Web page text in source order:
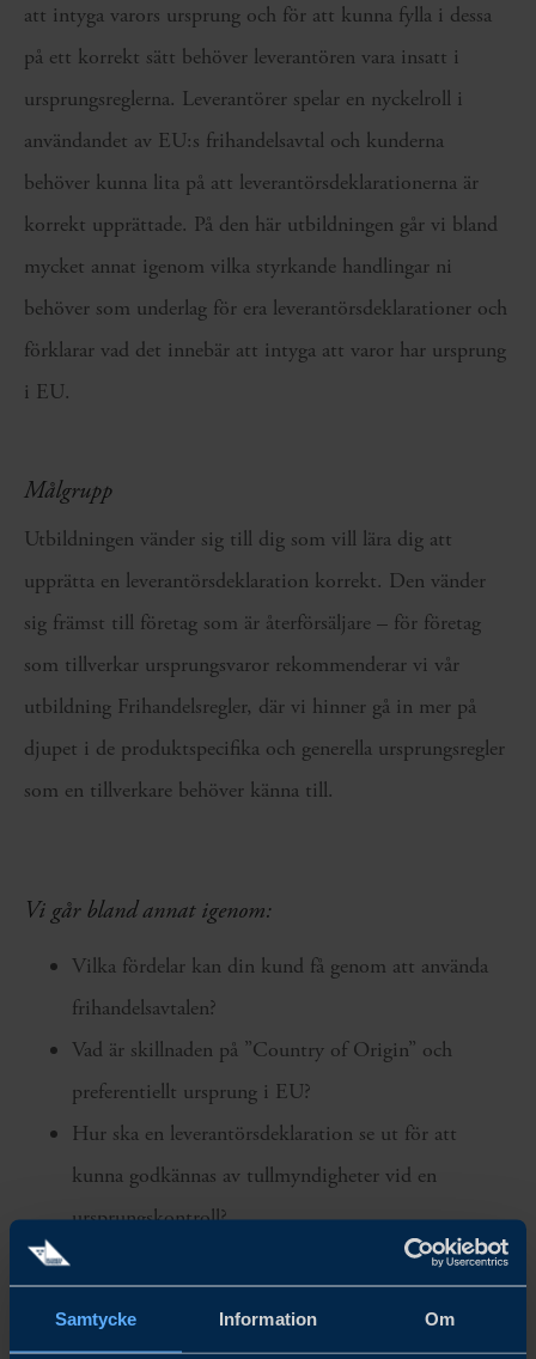
Samtycke Information Om
att intyga varors ursprung och för att kunna fylla i dessa
på ett korrekt sätt behöver leverantören vara insatt i
ursprungsreglerna. Leverantörer spelar en nyckelroll i
användandet av EU:s frihandelsavtal och kunderna
behöver kunna lita på att leverantörsdeklarationerna är
korrekt upprättade. På den här utbildningen går vi bland
mycket annat igenom vilka styrkande handlingar ni
behöver som underlag för era leverantörsdeklarationer och
förklarar vad det innebär att intyga att varor har ursprung
i EU.
Målgrupp
Utbildningen vänder sig till dig som vill lära dig att
upprätta en leverantörsdeklaration korrekt. Den vänder
sig främst till företag som är återförsäljare – för företag
som tillverkar ursprungsvaror rekommenderar vi vår
utbildning Frihandelsregler, där vi hinner gå in mer på
djupet i de produktspecifika och generella ursprungsregler
som en tillverkare behöver känna till.
Vi går bland annat igenom:
Vilka fördelar kan din kund få genom att använda
frihandelsavtalen?
Vad är skillnaden på ”Country of Origin” och
preferentiellt ursprung i EU?
Hur ska en leverantörsdeklaration se ut för att
kunna godkännas av tullmyndigheter vid en
ursprungskontroll?
Vad innebär kumulation och varför måste